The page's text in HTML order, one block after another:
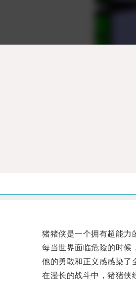
猪猪侠是一个拥有超能力的
每当世界面临危险的时候，
他的勇敢和正义感感染了全
在漫长的战斗中，猪猪侠经